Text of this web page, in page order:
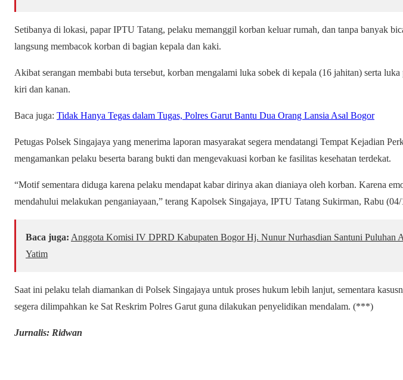
Setibanya di lokasi, papar IPTU Tatang, pelaku memanggil korban keluar rumah, dan tanpa banyak
langsung membacok korban di bagian kepala dan kaki.
Akibat serangan membabi buta tersebut, korban mengalami luka sobek di kepala (16 jahitan) serta luka
kiri dan kanan.
Baca juga: Tidak Hanya Tegas dalam Tugas, Polres Garut Bantu Dua Orang Lansia Asal Bogor
Petugas Polsek Singajaya yang menerima laporan masyarakat segera mendatangi Tempat Kejadian
mengamankan pelaku beserta barang bukti dan mengevakuasi korban ke fasilitas kesehatan terdekat.
“Motif sementara diduga karena pelaku mendapat kabar dirinya akan dianiaya oleh korban. Karena
mendahului melakukan penganiayaan,” terang Kapolsek Singajaya, IPTU Tatang Sukirman, Rabu (04/
Baca juga: Anggota Komisi IV DPRD Kabupaten Bogor Hj. Nunur Nurhasdian Santuni Puluhan
Yatim
Saat ini pelaku telah diamankan di Polsek Singajaya untuk proses hukum lebih lanjut, sementara
segera dilimpahkan ke Sat Reskrim Polres Garut guna dilakukan penyelidikan mendalam. (***)
Jurnalis: Ridwan